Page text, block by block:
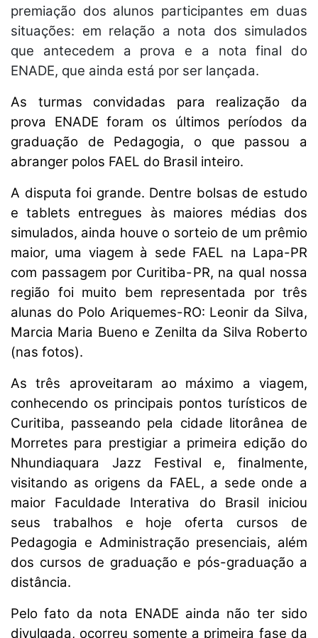
premiação dos alunos participantes em duas
situações: em relação a nota dos simulados
que antecedem a prova e a nota final do
ENADE, que ainda está por ser lançada.
As turmas convidadas para realização da
prova ENADE foram os últimos períodos da
graduação de Pedagogia, o que passou a
abranger polos FAEL do Brasil inteiro.
A disputa foi grande. Dentre bolsas de estudo
e tablets entregues às maiores médias dos
simulados, ainda houve o sorteio de um prêmio
maior, uma viagem à sede FAEL na Lapa-PR
com passagem por Curitiba-PR, na qual nossa
região foi muito bem representada por três
alunas do Polo Ariquemes-RO: Leonir da Silva,
Marcia Maria Bueno e Zenilta da Silva Roberto
(nas fotos).
As três aproveitaram ao máximo a viagem,
conhecendo os principais pontos turísticos de
Curitiba, passeando pela cidade litorânea de
Morretes para prestigiar a primeira edição do
Nhundiaquara Jazz Festival e, finalmente,
visitando as origens da FAEL, a sede onde a
maior Faculdade Interativa do Brasil iniciou
seus trabalhos e hoje oferta cursos de
Pedagogia e Administração presenciais, além
dos cursos de graduação e pós-graduação a
distância.
Pelo fato da nota ENADE ainda não ter sido
divulgada, ocorreu somente a primeira fase da